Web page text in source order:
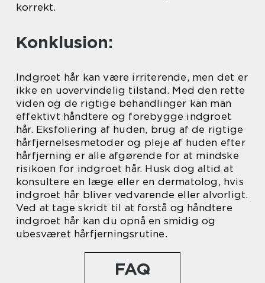
korrekt.
Konklusion:
Indgroet hår kan være irriterende, men det er
ikke en uovervindelig tilstand. Med den rette
viden og de rigtige behandlinger kan man
effektivt håndtere og forebygge indgroet
hår. Eksfoliering af huden, brug af de rigtige
hårfjernelsesmetoder og pleje af huden efter
hårfjerning er alle afgørende for at mindske
risikoen for indgroet hår. Husk dog altid at
konsultere en læge eller en dermatolog, hvis
indgroet hår bliver vedvarende eller alvorligt.
Ved at tage skridt til at forstå og håndtere
indgroet hår kan du opnå en smidig og
ubesværet hårfjerningsrutine.
FAQ